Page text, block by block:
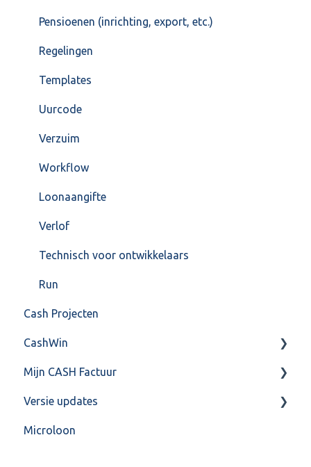
Pensioenen (inrichting, export, etc.)
Regelingen
Templates
Uurcode
Verzuim
Workflow
Loonaangifte
Verlof
Technisch voor ontwikkelaars
Run
Cash Projecten
CashWin
Overig
Mijn CASH Factuur
Facturatie Loonportal( CASH Lonen)
Mijn CASH factuur
Versie updates
CashWeb updates 2025
Microloon